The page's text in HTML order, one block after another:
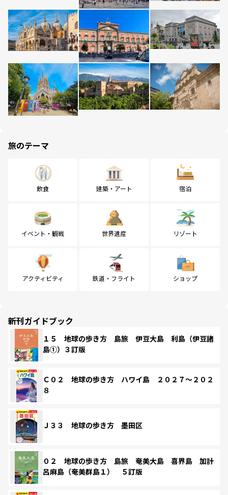
旅のテーマ
飲食 建築・アート 宿泊
イベント・観戦 世界遺産 リゾート
アクティビティ 鉄道・フライト ショップ
新刊ガイドブック
１５ 地球の歩き方 島旅 伊豆大島 利島（伊豆諸
島①）３訂版
Ｃ０２ 地球の歩き方 ハワイ島 ２０２７～２０２
８
Ｊ３３ 地球の歩き方 墨田区
０２ 地球の歩き方 島旅 奄美大島 喜界島 加計
呂麻島（奄美群島１） ５訂版